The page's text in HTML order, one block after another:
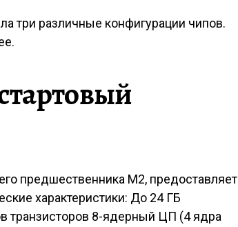
три различные конфигурации чипов.
предшественника M2, предоставляет
характеристики: До 24 ГБ
транзисторов 8-ядерный ЦП (4 ядра